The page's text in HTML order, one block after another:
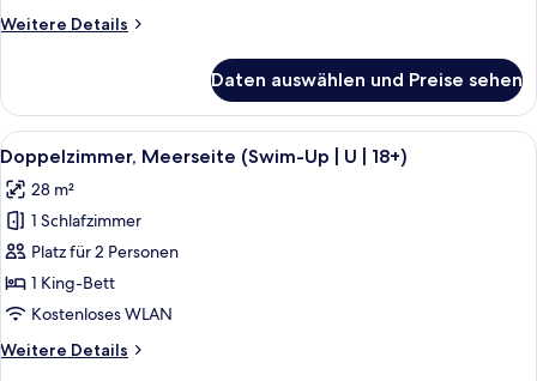
Weitere Details
Weitere
2 Schlafzimmer,
Meerseite
(U)
Daten auswählen und Preise sehen
Alle
Fotos
für
Doppelzimmer,
Meerseite
(Swim-
Up
U
Ein Hotelzimmer mit einem großen
5
Doppelzimmer, Meerseite (Swim-Up | U | 18+)
28 m²
1 Schlafzimmer
Platz für 2 Personen
1 King-Bett
Kostenloses WLAN
Weitere Details
Weitere